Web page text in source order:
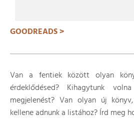
GOODREADS >
Van a fentiek között olyan
érdeklődésed? Kihagytunk
megjelenést? Van olyan új
kellene adnunk a listához? Írd meg